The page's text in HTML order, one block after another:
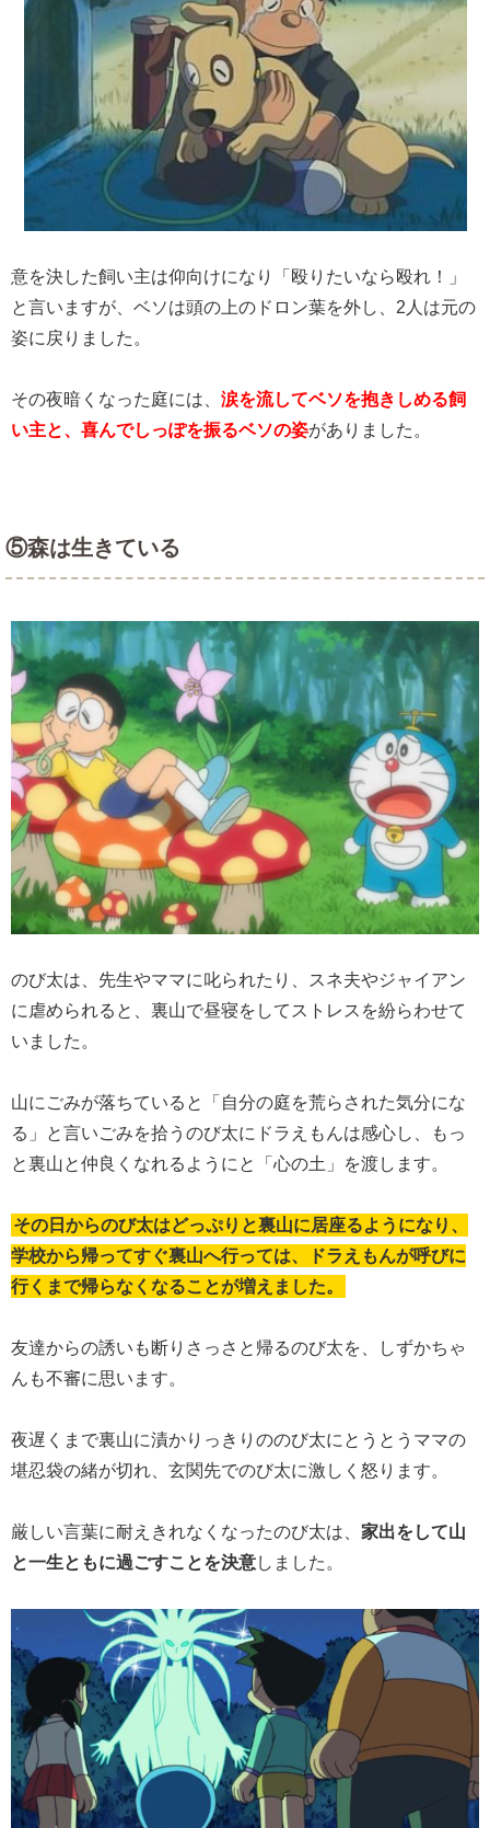
意を決した飼い主は仰向けになり「殴りたいなら殴れ！」
と言いますが、ベソは頭の上のドロン葉を外し、2人は元の
姿に戻りました。
その夜暗くなった庭には、 涙を流してベソを抱きしめる飼
い主と、喜んでしっぽを振るベソの姿がありました。
⑤森は生きている
のび太は、先生やママに叱られたり、スネ夫やジャイアン
に虐められると、裏山で昼寝をしてストレスを紛らわせて
いました。
山にごみが落ちていると「自分の庭を荒らされた気分にな
る」と言いごみを拾うのび太にドラえもんは感心し、もっ
と裏山と仲良くなれるようにと「心の土」を渡します。
その日からのび太はどっぷりと裏山に居座るようになり、
学校から帰ってすぐ裏山へ行っては、ドラえもんが呼びに
行くまで帰らなくなることが増えました。
友達からの誘いも断りさっさと帰るのび太を、しずかちゃ
んも不審に思います。
夜遅くまで裏山に漬かりっきりののび太にとうとうママの
堪忍袋の緒が切れ、玄関先でのび太に激しく怒ります。
厳しい言葉に耐えきれなくなったのび太は、 家出をして山
と一生ともに過ごすことを決意しました。